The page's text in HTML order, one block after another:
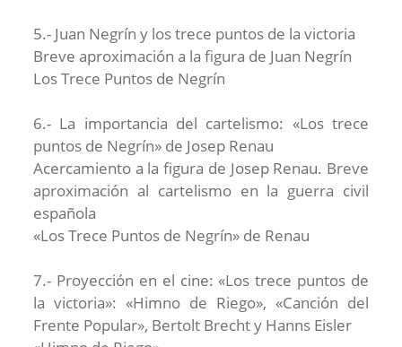
5.- Juan Negrín y los trece puntos de la victoria
Breve aproximación a la figura de Juan Negrín
Los Trece Puntos de Negrín
6.- La importancia del cartelismo: «Los trece
puntos de Negrín» de Josep Renau
Acercamiento a la figura de Josep Renau. Breve
aproximación al cartelismo en la guerra civil
española
«Los Trece Puntos de Negrín» de Renau
7.- Proyección en el cine: «Los trece puntos de
la victoria»: «Himno de Riego», «Canción del
Frente Popular», Bertolt Brecht y Hanns Eisler